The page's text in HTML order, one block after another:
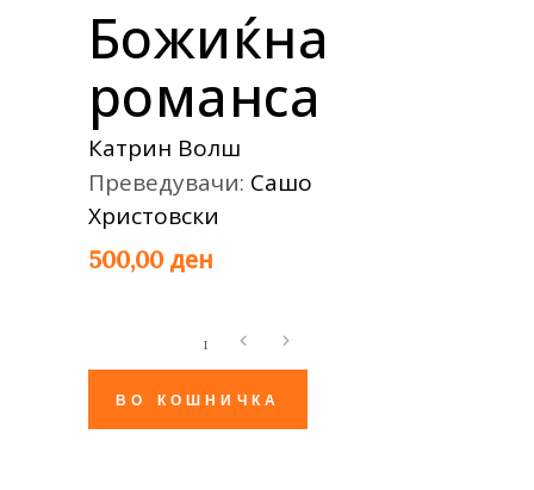
Божиќна
романса
Катрин Волш
Преведувачи: Сашо
Христовски
500,00 ден
quantity
ВО КОШНИЧКА